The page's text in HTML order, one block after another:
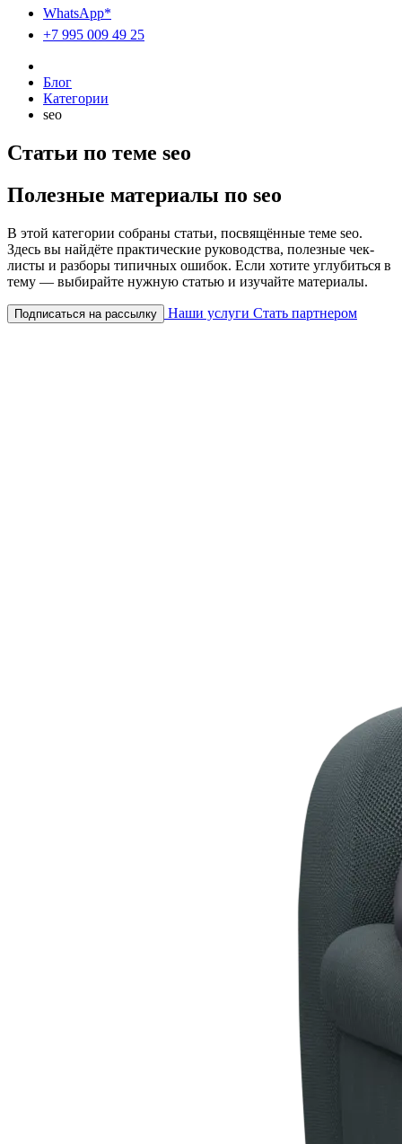
WhatsApp*
+7 995 009 49 25
Блог
Категории
seo
Статьи по теме seo
Полезные материалы по seo
В этой категории собраны статьи, посвящённые теме seo.
Здесь вы найдёте практические руководства, полезные чек-
листы и разборы типичных ошибок. Если хотите углубиться в
тему — выбирайте нужную статью и изучайте материалы.
Подписаться на рассылку Наши услуги Стать партнером